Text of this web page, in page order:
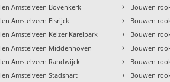
Amstelveen Bovenkerk
Amstelveen Elsrijck
Amstelveen Keizer Karelpark
Amstelveen Middenhoven
Amstelveen Randwijck
Amstelveen Stadshart
› Bouwen
› Bouwen
› Bouwen
› Bouwen
› Bouwen
› Bouwen